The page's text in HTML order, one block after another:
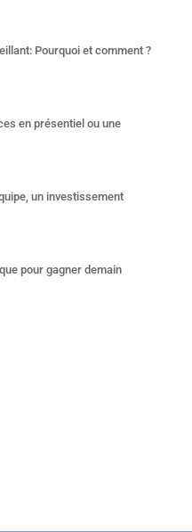
Pourquoi et comment ?
en présentiel ou une
un investissement
pour gagner demain